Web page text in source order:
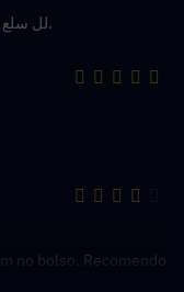
منصة TOPUPlive لل سلع الرقمية ذات تنوع كبير ومميز.
no bolso. Recomendo